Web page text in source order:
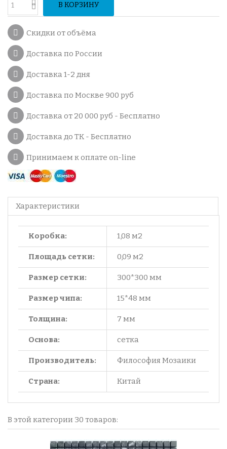
В КОРЗИНУ
Скидки от объёма
Доставка по России
Доставка 1-2 дня
Доставка по Москве 900 руб
Доставка от 20 000 руб - Бесплатно
Доставка до ТК - Бесплатно
Принимаем к оплате on-line
Характеристики
Коробка: 1,08 м2
Площадь сетки: 0,09 м2
Размер сетки: 300*300 мм
Размер чипа: 15*48 мм
Толщина: 7 мм
Основа: сетка
Производитель: Философия Мозаики
Страна: Китай
В этой категории 30 товаров: